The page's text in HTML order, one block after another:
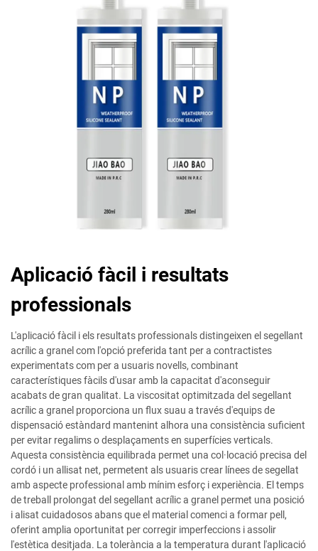
Aplicació fàcil i resultats
professionals
L'aplicació fàcil i els resultats professionals distingeixen el segellant
acrílic a granel com l'opció preferida tant per a contractistes
experimentats com per a usuaris novells, combinant
característiques fàcils d'usar amb la capacitat d'aconseguir
acabats de gran qualitat. La viscositat optimitzada del segellant
acrílic a granel proporciona un flux suau a través d'equips de
dispensació estàndard mantenint alhora una consistència suficient
per evitar regalims o desplaçaments en superfícies verticals.
Aquesta consistència equilibrada permet una col·locació precisa del
cordó i un allisat net, permetent als usuaris crear línees de segellat
amb aspecte professional amb mínim esforç i experiència. El temps
de treball prolongat del segellant acrílic a granel permet una posició
i alisat cuidadosos abans que el material comenci a formar pell,
oferint amplia oportunitat per corregir imperfeccions i assolir
l'estètica desitjada. La tolerància a la temperatura durant l'aplicació